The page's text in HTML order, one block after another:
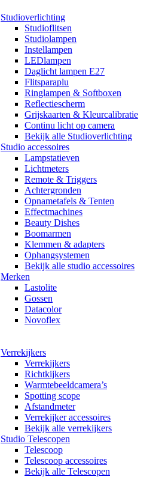
Studioverlichting
Studioflitsen
Studiolampen
Instellampen
LEDlampen
Daglicht lampen E27
Flitsparaplu
Ringlampen & Softboxen
Reflectiescherm
Grijskaarten & Kleurcalibratie
Continu licht op camera
Bekijk alle Studioverlichting
Studio accessoires
Lampstatieven
Lichtmeters
Remote & Triggers
Achtergronden
Opnametafels & Tenten
Effectmachines
Beauty Dishes
Boomarmen
Klemmen & adapters
Ophangsystemen
Bekijk alle studio accessoires
Merken
Lastolite
Gossen
Datacolor
Novoflex
Verrekijkers
Verrekijkers
Richtkijkers
Warmtebeeldcamera’s
Spotting scope
Afstandmeter
Verrekijker accessoires
Bekijk alle verrekijkers
Studio Telescopen
Telescoop
Telescoop accessoires
Bekijk alle Telescopen